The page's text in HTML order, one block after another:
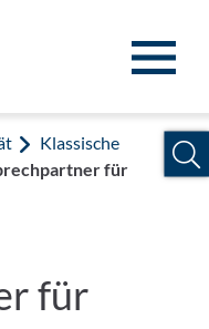
Klassische
für
für